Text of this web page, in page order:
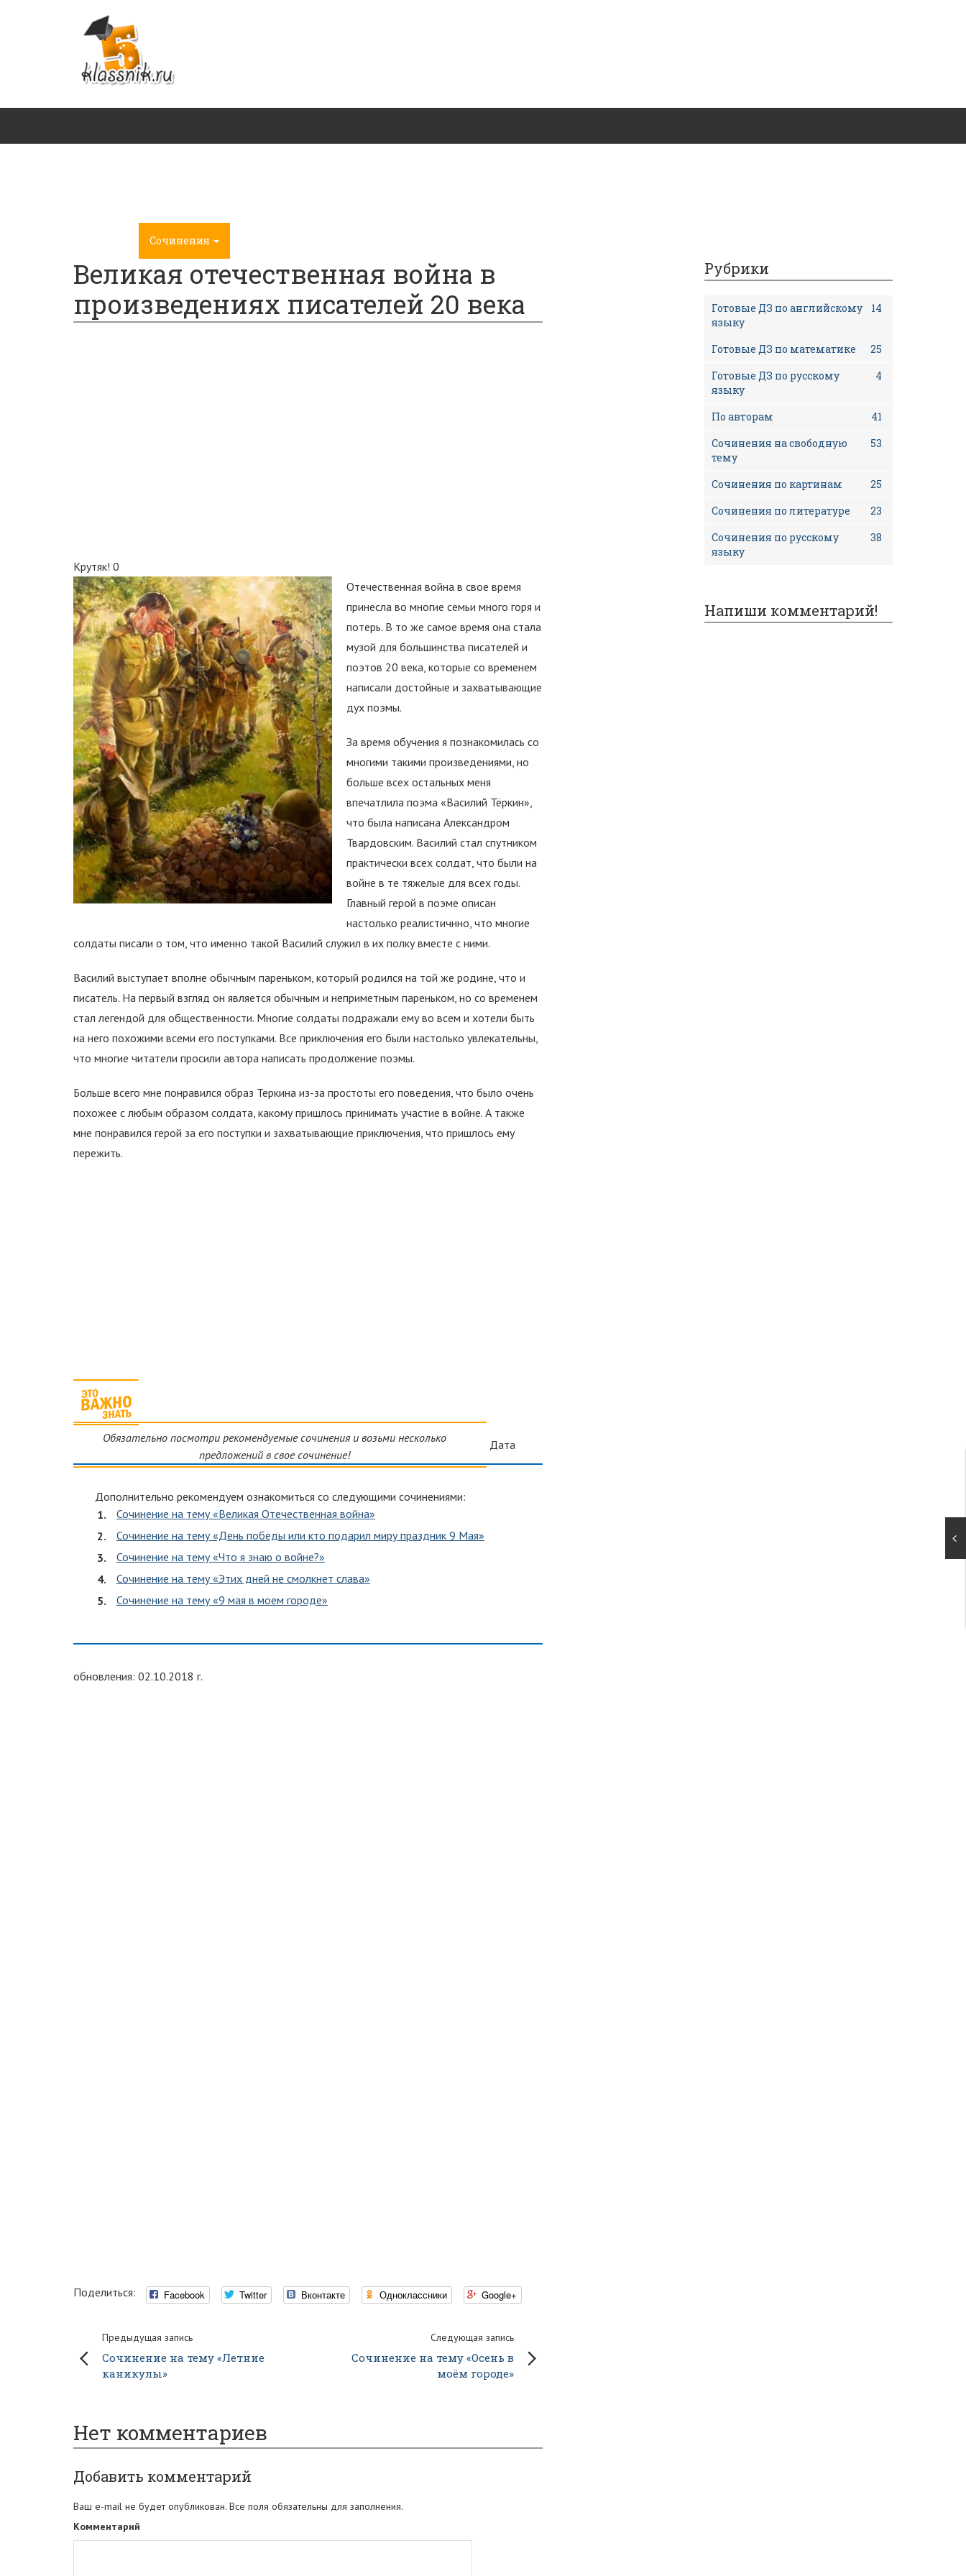
Сочинения
Великая отечественная война в
произведениях писателей 20 века
Крутяк! 0
Отечественная война в свое время
принесла во многие семьи много горя и
потерь. В то же самое время она стала
музой для большинства писателей и
поэтов 20 века, которые со временем
написали достойные и захватывающие
дух поэмы.
За время обучения я познакомилась со
многими такими произведениями, но
больше всех остальных меня
впечатлила поэма «Василий Тёркин»,
что была написана Александром
Твардовским. Василий стал спутником
практически всех солдат, что были на
войне в те тяжелые для всех годы.
Главный герой в поэме описан
настолько реалистичнно, что многие
солдаты писали о том, что именно такой Василий служил в их полку вместе с ними.
Василий выступает вполне обычным пареньком, который родился на той же родине, что и
писатель. На первый взгляд он является обычным и неприметным пареньком, но со временем
стал легендой для общественности. Многие солдаты подражали ему во всем и хотели быть
на него похожими всеми его поступками. Все приключения его были настолько увлекательны,
что многие читатели просили автора написать продолжение поэмы.
Больше всего мне понравился образ Теркина из-за простоты его поведения, что было очень
похожее с любым образом солдата, какому пришлось принимать участие в войне. А также
мне понравился герой за его поступки и захватывающие приключения, что пришлось ему
пережить.
Обязательно посмотри рекомендуемые сочинения и возьми несколько
предложений в свое сочинение!
Дополнительно рекомендуем ознакомиться со следующими сочинениями:
Сочинение на тему «Великая Отечественная война»
Сочинение на тему «День победы или кто подарил миру праздник 9 Мая»
Сочинение на тему «Что я знаю о войне?»
Сочинение на тему «Этих дней не смолкнет слава»
Сочинение на тему «9 мая в моем городе»
Дата
обновления: 02.10.2018 г.
Поделиться: Facebook Twitter Вконтакте Одноклассники Google+
Предыдущая запись
Сочинение на тему «Летние
каникулы»
Следующая запись
Сочинение на тему «Осень в
моём городе»
Нет комментариев
Добавить комментарий
Ваш e-mail не будет опубликован. Все поля обязательны для заполнения.
Комментарий
Рубрики
Готовые ДЗ по английскому
языку
14
Готовые ДЗ по математике
25
Готовые ДЗ по русскому
языку
4
По авторам
41
Сочинения на свободную
тему
53
Сочинения по картинам
25
Сочинения по литературе
23
Сочинения по русскому
языку
38
Напиши комментарий!